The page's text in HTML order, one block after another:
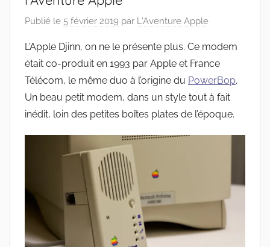
Apple
Publié le 5 février 2019 par L'Aventure Apple
L’Apple Djinn, on ne le présente plus. Ce modem
était co-produit en 1993 par Apple et France
Télécom, le même duo à l’origine du PowerBop.
Un beau petit modem, dans un style tout à fait
inédit, loin des petites boîtes plates de l’époque.